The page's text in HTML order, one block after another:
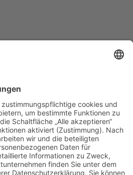
e.V.
Spambots geschützt! Zur Anzeige
sein!
Spambots geschützt! Zur Anzeige
sein!